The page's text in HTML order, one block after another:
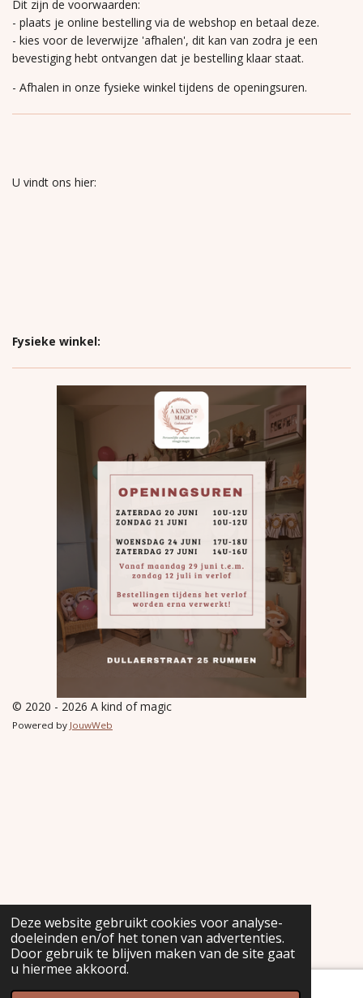
Deze website gebruikt cookies voor analyse-
doeleinden en/of het tonen van advertenties.
Door gebruik te blijven maken van de site gaat
u hiermee akkoord.
Dit zijn de voorwaarden:
- plaats je online bestelling via de webshop en betaal deze.
- kies voor de leverwijze 'afhalen', dit kan van zodra je een
bevestiging hebt ontvangen dat je bestelling klaar staat.
- Afhalen in onze fysieke winkel tijdens de openingsuren.
U vindt ons hier:
Fysieke winkel:
© 2020 - 2026 A kind of magic
Powered by JouwWeb